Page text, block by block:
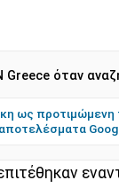
όταν
ως προτιμώμενη